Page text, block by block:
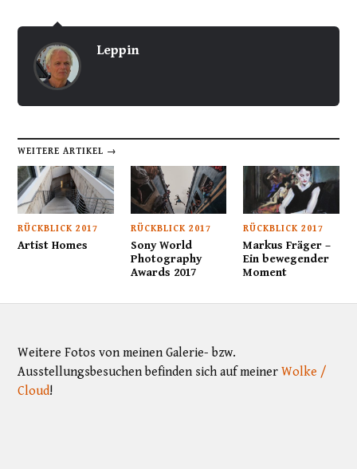
Leppin
WEITERE ARTIKEL →
RÜCKBLICK 2017
Artist Homes
RÜCKBLICK 2017
Sony World
Photography
Awards 2017
RÜCKBLICK 2017
Markus Fräger –
Ein bewegender
Moment
Weitere Fotos von meinen Galerie- bzw.
Ausstellungsbesuchen befinden sich auf meinerWolke /
Cloud!